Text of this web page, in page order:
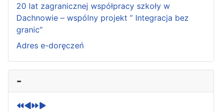
20 lat zagranicznej współpracy szkoły w
Dachnowie – wspólny projekt ” Integracja bez
granic”
Adres e-doręczeń
-
P
r
e
v
P
e
v
N
x
t
N
x
t